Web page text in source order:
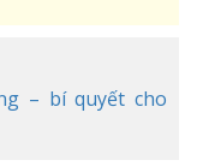
– bí quyết cho